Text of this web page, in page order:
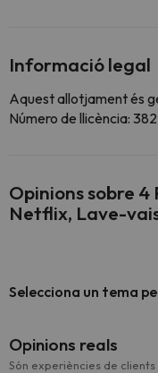
Informació legal
Aquest allotjament és
Número de llicència:
Opinions sobre 4
Netflix, Lave-
Selecciona un tema
Opinions reals
Són experiències de